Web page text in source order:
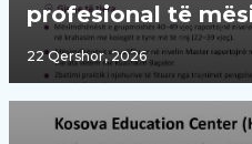
profesional të
22 Qershor, 2026